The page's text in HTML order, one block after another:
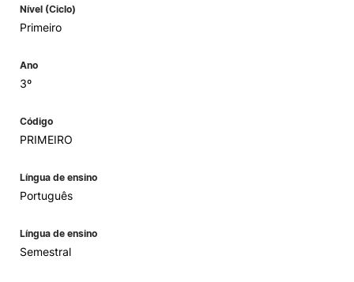
Nível (Ciclo)
Primeiro
Ano
3º
Código
PRIMEIRO
Língua de ensino
Português
Língua de ensino
Semestral